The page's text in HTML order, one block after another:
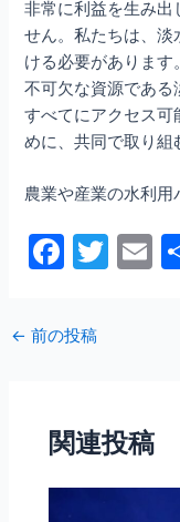
非常に利益を生み出
せん。私たちは、淡
ける必要がありま
不可欠な資源である
すべてにアクセス可
めに、共同で取り組
農業や産業の水利
F
c
e
o
o
k
T
E
← 前の投稿
関連投稿